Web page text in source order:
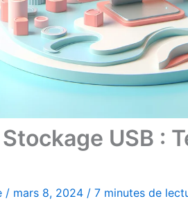
USB :
/ mars 8, 2024 / 7 minutes de